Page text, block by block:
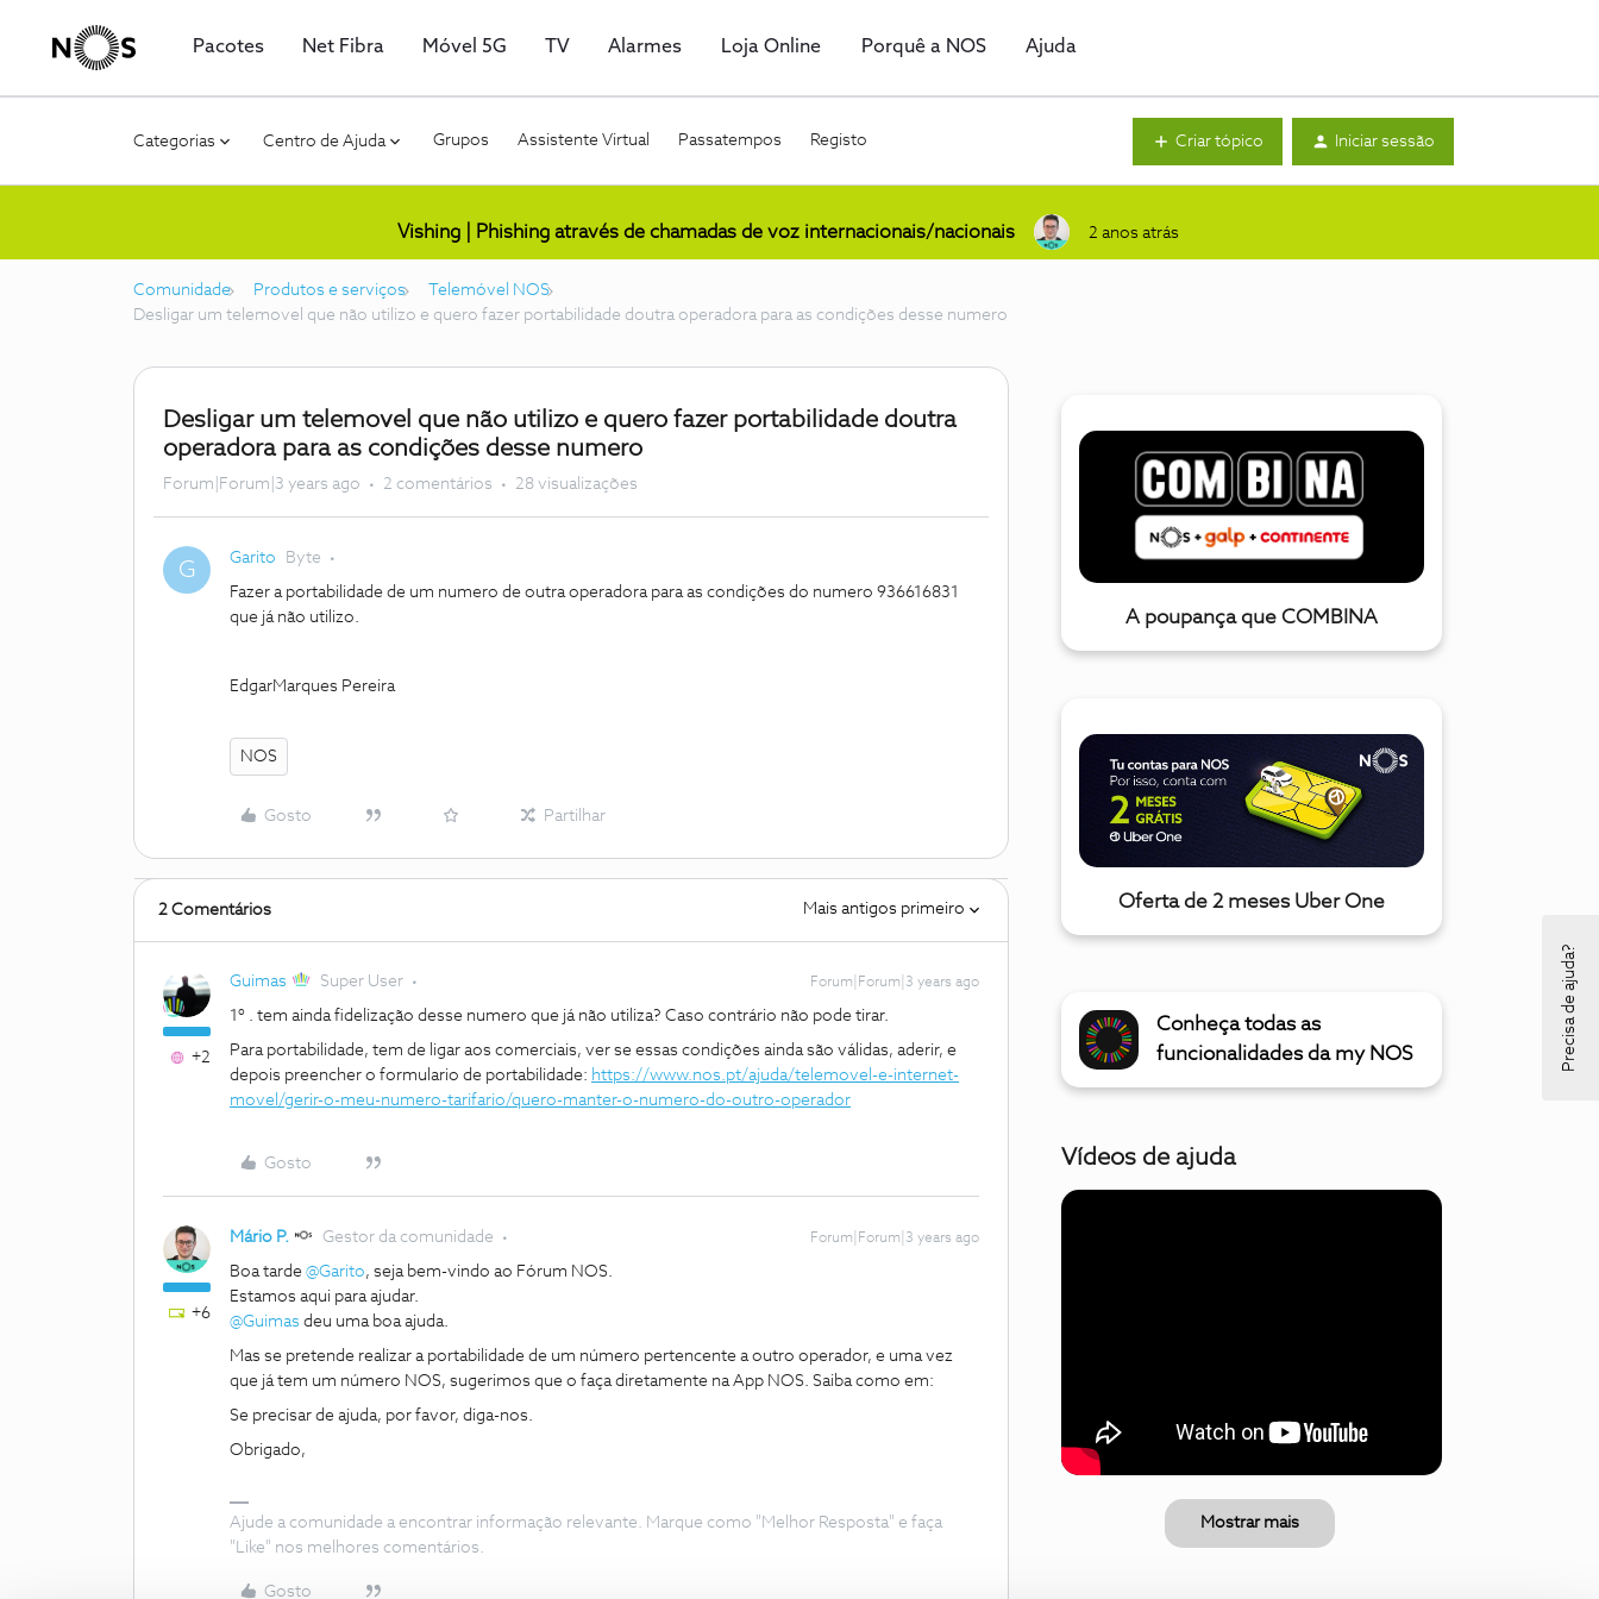
Pacotes Net Fibra Móvel 5G TV Alarmes Loja Online Porquê a NOS Ajuda
Categorias Centro de Ajuda Grupos Assistente Virtual Passatempos Registo Criar tópico Iniciar sessão
Vishing | Phishing através de chamadas de voz internacionais/nacionais 2 anos atrás
Comunidade Produtos e serviços
Telemóvel NOS
Desligar um telemovel que não utilizo e quero fazer portabilidade doutra operadora para as condições desse numero
Desligar um telemovel que não utilizo e quero fazer portabilidade doutra
operadora para as condições desse numero
Forum|Forum|3 years ago 2 comentários 28 visualizações
G Garito Byte
Fazer a portabilidade de um numero de outra operadora para as condições do numero 936616831
que já não utilizo.
EdgarMarques Pereira
NOS
Gosto Partilhar
2 Comentários Mais antigos primeiro
+2
Guimas Super User Forum|Forum|3 years ago
1º . tem ainda fidelização desse numero que já não utiliza? Caso contrário não pode tirar.
Para portabilidade, tem de ligar aos comerciais, ver se essas condições ainda são válidas, aderir, e
depois preencher o formulario de portabilidade: https://www.nos.pt/ajuda/telemovel-e-internet-
movel/gerir-o-meu-numero-tarifario/quero-manter-o-numero-do-outro-operador
Gosto
+6
Mário P. Gestor da comunidade Forum|Forum|3 years ago
Boa tarde @Garito, seja bem-vindo ao Fórum NOS.
Estamos aqui para ajudar.
@Guimas deu uma boa ajuda.
Mas se pretende realizar a portabilidade de um número pertencente a outro operador, e uma vez
que já tem um número NOS, sugerimos que o faça diretamente na App NOS. Saiba como em:
Se precisar de ajuda, por favor, diga-nos.
Obrigado,
Ajude a comunidade a encontrar informação relevante. Marque como "Melhor Resposta" e faça
"Like" nos melhores comentários.
Gosto
A poupança que COMBINA
Oferta de 2 meses Uber One
Conheça todas as
funcionalidades da my NOS
Vídeos de ajuda
Mostrar mais
Precisa de ajuda?